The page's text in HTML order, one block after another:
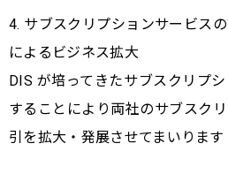
4. サブスクリプションサービス
によるビジネス拡大
DIS が培ってきたサブスクリプ
することにより両社のサブスク
引を拡大・発展させてまいります